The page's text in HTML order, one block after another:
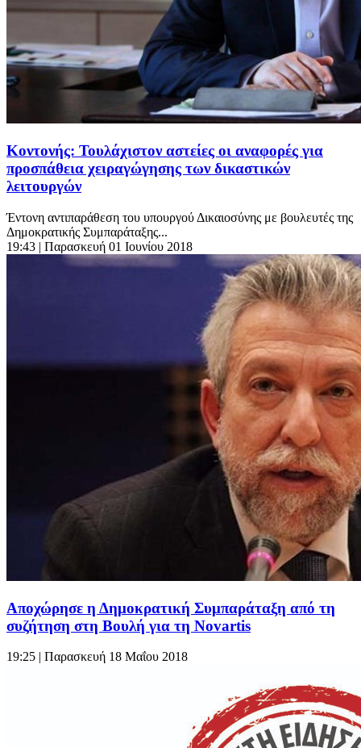
Κοντονής: Τουλάχιστον αστείες οι αναφορές για
προσπάθεια χειραγώγησης των δικαστικών
λειτουργών
Έντονη αντιπαράθεση του υπουργού Δικαιοσύνης με βουλευτές της
Δημοκρατικής Συμπαράταξης...
19:43 | Παρασκευή 01 Ιουνίου 2018
Αποχώρησε η Δημοκρατική Συμπαράταξη από τη
συζήτηση στη Βουλή για τη Novartis
19:25 | Παρασκευή 18 Μαΐου 2018